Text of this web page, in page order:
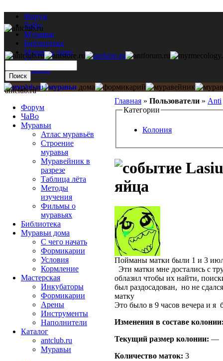
Форум
ЧаВо
Муравьи
Библиотека
Муравьи дома
Мастерская
Каталог
Главная » Пользователи » Anti
Категории
Колония
яйца
Пойманы матки были 1 и 3
Эти матки мне достались с
облазил чтобы их найти,
был раздосадован, но не
матку
Это было в 9 часов вечера и я
Изменения в составе
Текущий размер кoлонии: —
Количество маток: 3
antclub.ru
Форум
ЧаВо
Муравьи
Атлас муравьёв
Строение
муравья
Муравейник в
разрезе
Таблица лёта
Методы
изучения
Фильмы о
муравьях
Библиотека
Муравьи дома
С чего начать
Формикарии
Условия
Кормление
Мастерская
Инкубаторы
Формикарии
Арены
Инструменты
Наполнители
Каталог
antclub.ru
Муравьи